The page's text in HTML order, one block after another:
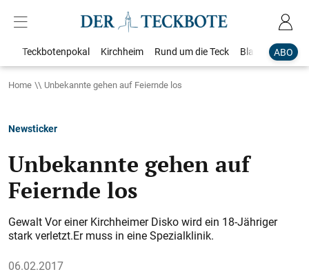
ABO
Teckbotenpokal Kirchheim Rund um die Teck Blaulicht
Home Unbekannte gehen auf Feiernde los
Newsticker
Unbekannte gehen auf
Feiernde los
Gewalt Vor einer Kirchheimer Disko wird ein 18-Jähriger
stark verletzt.Er muss in eine Spezialklinik.
06.02.2017